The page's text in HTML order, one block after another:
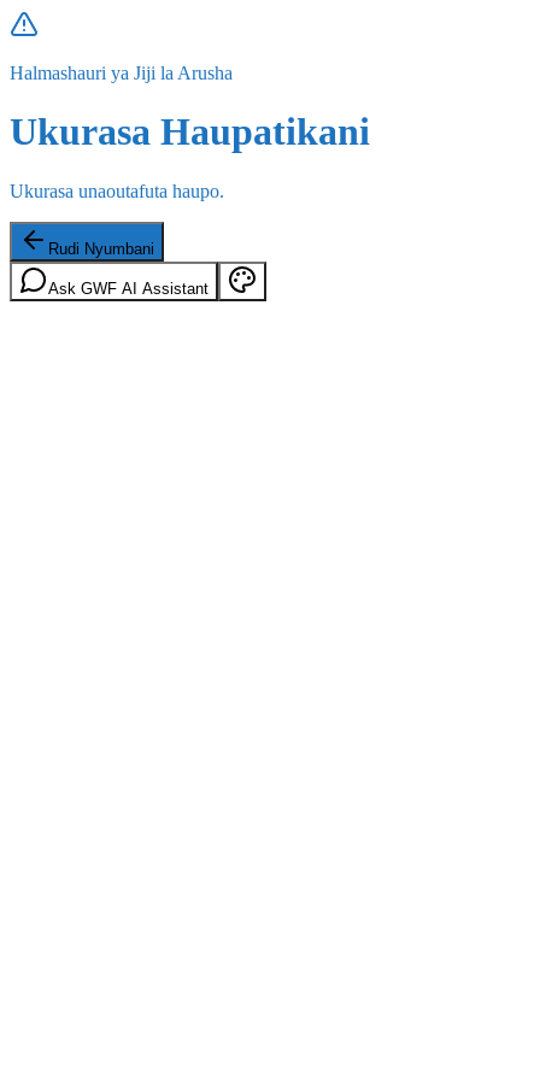
Halmashauri ya Jiji la Arusha
Ukurasa Haupatikani
Ukurasa unaoutafuta haupo.
Rudi Nyumbani
Ask GWF AI Assistant